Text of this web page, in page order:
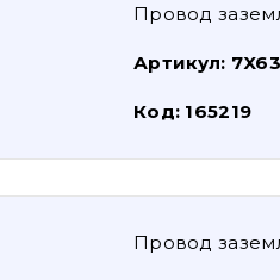
Провод
Артикул:
Код: 165219
Провод